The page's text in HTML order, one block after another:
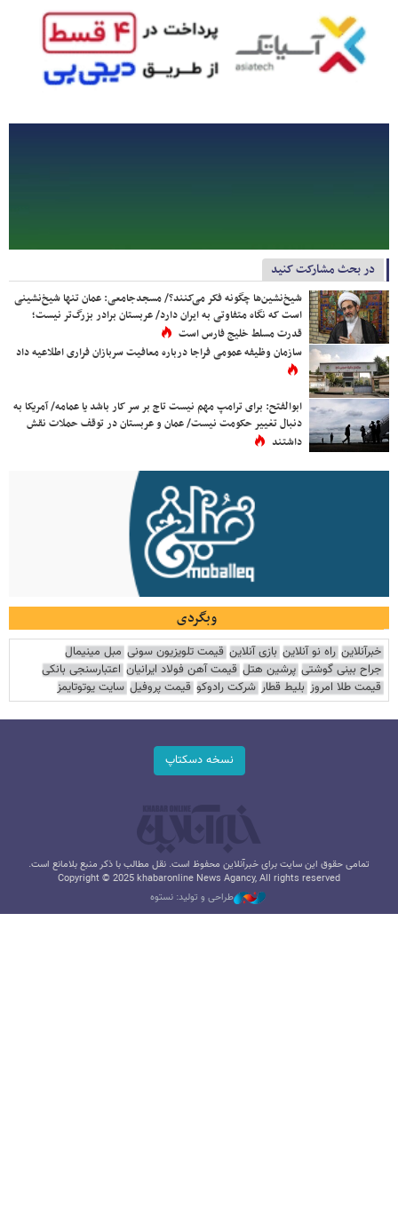
در بحث مشارکت کنید
شیخ‌نشین‌ها چگونه فکر می‌کنند؟/ مسجدجامعی: عمان تنها شیخ‌نشینی
است که نگاه متفاوتی به ایران دارد/ عربستان برادر بزرگ‌تر نیست؛
قدرت مسلط خلیج فارس است
سازمان وظیفه عمومی فراجا درباره معافیت سربازان فراری اطلاعیه داد
ابوالفتح: برای ترامپ مهم نیست تاج بر سر کار باشد یا عمامه/ آمریکا به
دنبال تغییر حکومت نیست/ عمان و عربستان در توقف حملات نقش
داشتند
وبگردی
خبرآنلاین راه نو آنلاین بازی آنلاین قیمت تلویزیون سونی مبل مینیمال
جراح بینی گوشتی پرشین هتل قیمت آهن فولاد ایرانیان اعتبارسنجی بانکی
قیمت طلا امروز بلیط قطار شرکت رادوکو قیمت پروفیل سایت یوتوتایمز
نسخه دسکتاپ
تمامی حقوق این سایت برای خبرآنلاین محفوظ است. نقل مطالب با ذکر منبع بلامانع است.
Copyright © 2025 khabaronline News Agancy, All rights reserved
طراحی و تولید: نستوه